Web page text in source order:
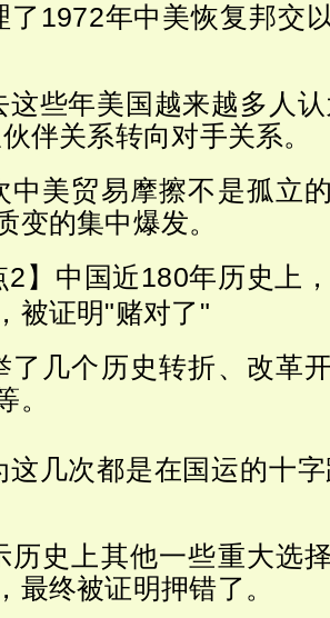
了1972年中美恢复邦交
这些年美国越来越多人
伴关系转向对手关系。
中美贸易摩擦不是孤立
变的集中爆发。
2】中国近180年历史上
被证明"赌对了"
了几个历史转折、改革
。
这几次都是在国运的十
历史上其他一些重大选
最终被证明押错了。